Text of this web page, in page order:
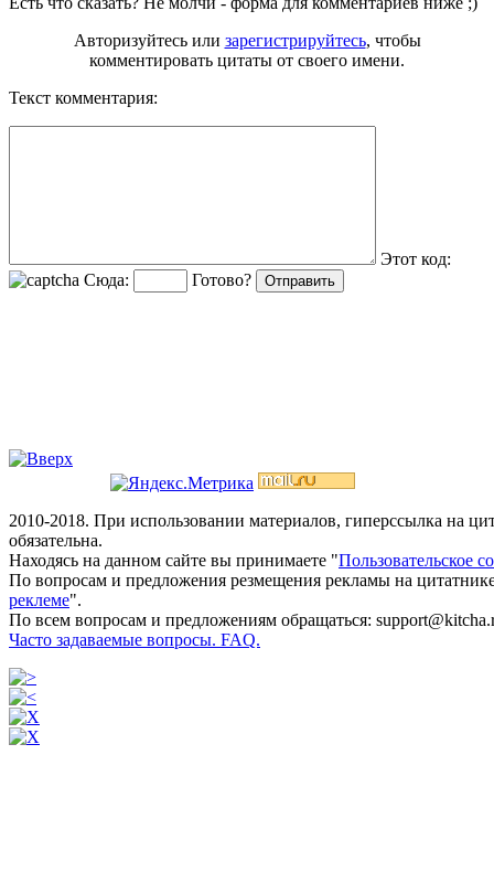
Авторизуйтесь или зарегистрируйтесь, чтобы
комментировать цитаты от своего имени.
Текст комментария:
Этот код:
Сюда:
Готово?
2010-2018. При использовании материалов, гиперссылка на
обязательна.
Находясь на данном сайте вы принимаете "Пользовательское
По вопросам и предложения резмещения рекламы на
реклеме".
По всем вопросам и предложениям обращаться:
Часто задаваемые вопросы. FAQ.